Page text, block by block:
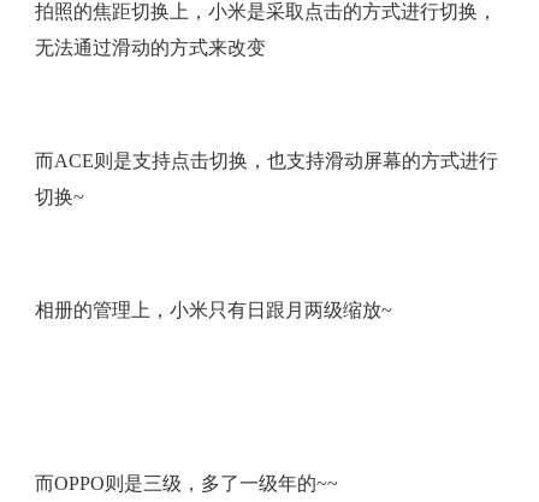
拍照的焦距切换上，小米是采取点击的方式进行切换，
无法通过滑动的方式来改变
而ACE则是支持点击切换，也支持滑动屏幕的方式进行
切换~
相册的管理上，小米只有日跟月两级缩放~
而OPPO则是三级，多了一级年的~~